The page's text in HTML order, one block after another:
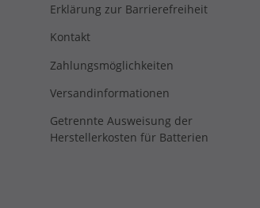
Erklärung zur Barrierefreiheit
Kontakt
Zahlungsmöglichkeiten
Versandinformationen
Getrennte Ausweisung der
Herstellerkosten für Batterien